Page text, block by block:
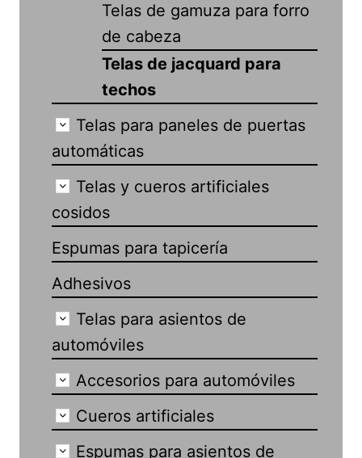
Telas de gamuza para forro
de cabeza
Telas de jacquard para
techos
Telas para paneles de puertas
automáticas
Telas y cueros artificiales
cosidos
Espumas para tapicería
Adhesivos
Telas para asientos de
automóviles
Accesorios para automóviles
Cueros artificiales
Espumas para asientos de